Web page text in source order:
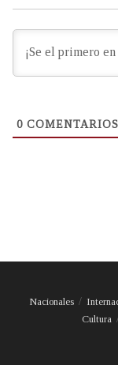
0 COMENTARIOS
Nacionales
Cultura